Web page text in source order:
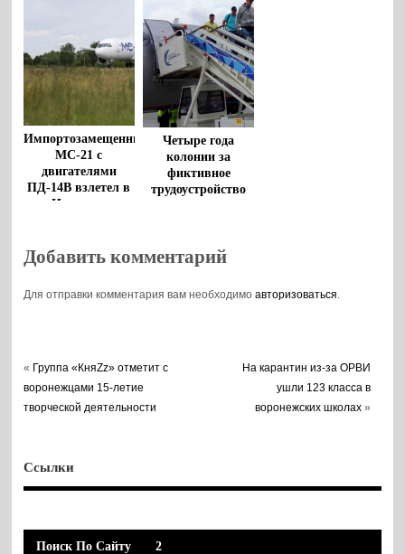
Ан-26
Импортозамещенный
МС-21 с
двигателями
ПД-14В взлетел в
Иркутске
Четыре года
колонии за
фиктивное
трудоустройство
воронежского
аэропорта
Добавить комментарий
Для отправки комментария вам необходимоавторизоваться
« Группа «КняZz» отметит с
воронежцами 15-летие
творческой деятельности
На карантин из-за ОРВИ
ушли 123 класса в
воронежских школах »
Ссылки
Поиск По Сайту 2